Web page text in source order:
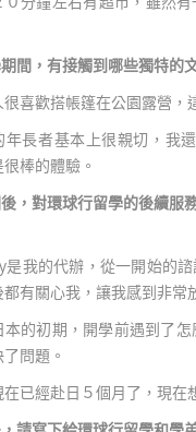
間，有接觸到哪些獨特的
很喜歡搭帳篷在公園露營，
年長者基本上很親切，我
棒的體驗。
，對環球行留學的後續服
是我的代辦，從一開始的
都有關心我，讓我感到非常
本的初期，開學前遇到了
問題。
在已經赴日５個月了，現在